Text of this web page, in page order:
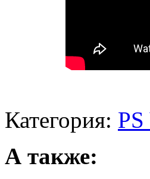
Категория:
А также: